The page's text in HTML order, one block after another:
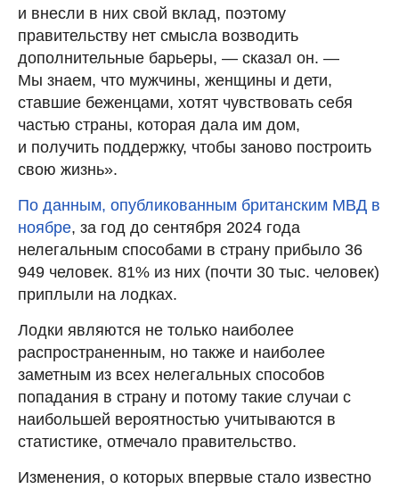
и внесли в них свой вклад, поэтому
правительству нет смысла возводить
дополнительные барьеры, — сказал он. —
Мы знаем, что мужчины, женщины и дети,
ставшие беженцами, хотят чувствовать себя
частью страны, которая дала им дом,
и получить поддержку, чтобы заново построить
свою жизнь».
По данным, опубликованным британским МВД в
ноябре, за год до сентября 2024 года
нелегальным способами в страну прибыло 36
949 человек. 81% из них (почти 30 тыс. человек)
приплыли на лодках.
Лодки являются не только наиболее
распространенным, но также и наиболее
заметным из всех нелегальных способов
попадания в страну и потому такие случаи с
наибольшей вероятностью учитываются в
статистике, отмечало правительство.
Изменения, о которых впервые стало известно